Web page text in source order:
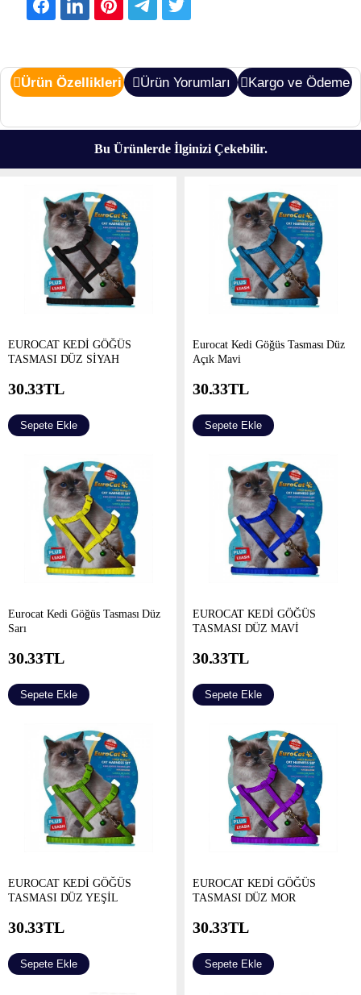
Ürün Özellikleri Ürün Yorumları Kargo ve Ödeme
Bu Ürünlerde İlginizi Çekebilir.
EUROCAT KEDİ GÖĞÜS
TASMASI DÜZ SİYAH
30.33TL
Sepete Ekle
Eurocat Kedi Göğüs Tasması Düz
Açık Mavi
30.33TL
Sepete Ekle
Eurocat Kedi Göğüs Tasması Düz
Sarı
30.33TL
Sepete Ekle
EUROCAT KEDİ GÖĞÜS
TASMASI DÜZ MAVİ
30.33TL
Sepete Ekle
EUROCAT KEDİ GÖĞÜS
TASMASI DÜZ YEŞİL
30.33TL
Sepete Ekle
EUROCAT KEDİ GÖĞÜS
TASMASI DÜZ MOR
30.33TL
Sepete Ekle